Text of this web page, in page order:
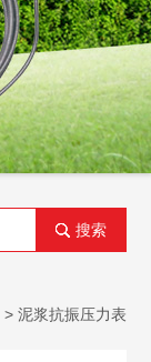
搜索
> 泥浆抗振压力表